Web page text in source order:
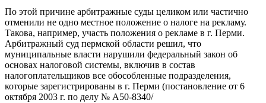
По этой причине арбитражные суды целиком или частично
отменили не одно местное положение о налоге на рекламу.
Такова, например, участь положения о рекламе в г. Перми.
Арбитражный суд пермской области решил, что
муниципальные власти нарушили федеральный закон об
основах налоговой системы, включив в состав
налогоплательщиков все обособленные подразделения,
которые зарегистрированы в г. Перми (постановление от 6
октября 2003 г. по делу № А50-8340/